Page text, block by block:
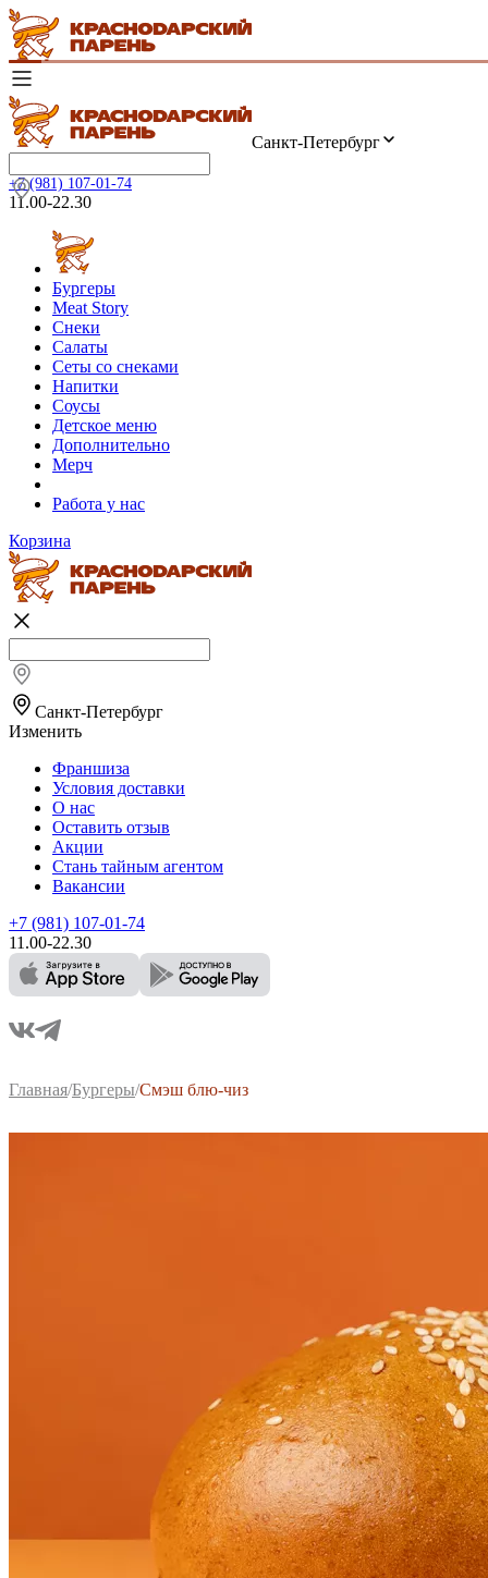
Санкт-Петербург
+7 (981) 107-01-74
11.00-22.30
Бургеры
Meat Story
Снеки
Салаты
Сеты со снеками
Напитки
Соусы
Детское меню
Дополнительно
Мерч
Работа у нас
Корзина
Санкт-Петербург
Изменить
Франшиза
Условия доставки
О нас
Оставить отзыв
Акции
Стань тайным агентом
Вакансии
+7 (981) 107-01-74
11.00-22.30
Главная/Бургеры/Смэш блю-чиз